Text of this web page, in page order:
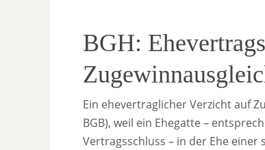
BGH:
Ein ehevertraglicher Verzicht auf
BGB), weil ein Ehegatte –
Vertragsschluss – in der Ehe